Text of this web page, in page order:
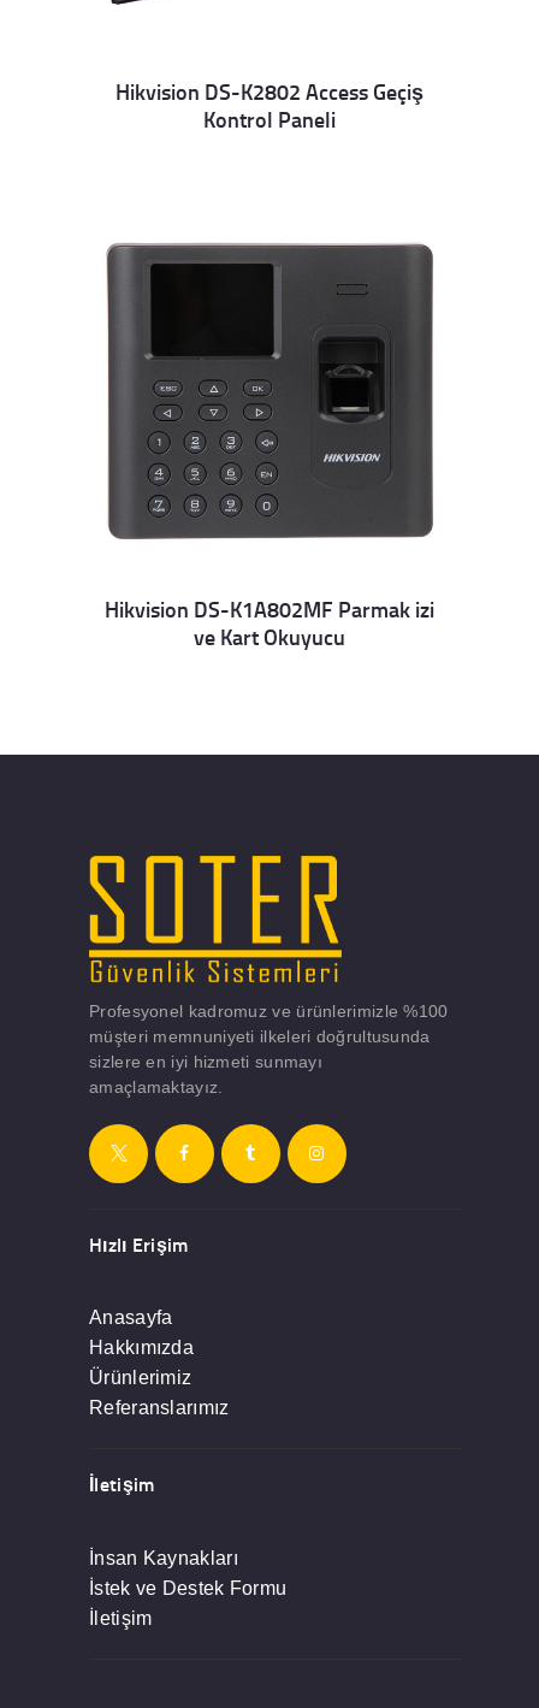
Details
Hikvision DS-K2802 Access Geçiş
Kontrol Paneli
Details
Hikvision DS-K1A802MF Parmak izi
ve Kart Okuyucu
Profesyonel kadromuz ve ürünlerimizle %100
müşteri memnuniyeti ilkeleri doğrultusunda
sizlere en iyi hizmeti sunmayı
amaçlamaktayız.
Hızlı Erişim
Anasayfa
Hakkımızda
Ürünlerimiz
Referanslarımız
İletişim
İnsan Kaynakları
İstek ve Destek Formu
İletişim